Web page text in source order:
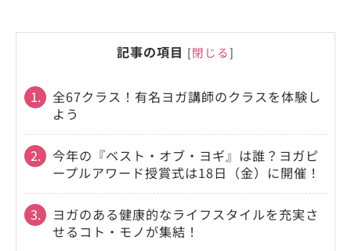
記事の項目 [閉じる]
1.
全67クラス！有名ヨガ講師のクラスを体験し
よう
2.
今年の『ベスト・オブ・ヨギ』は誰？ヨガピ
ープルアワード授賞式は18日（金）に開催！
3.
ヨガのある健康的なライフスタイルを充実さ
せるコト・モノが集結！